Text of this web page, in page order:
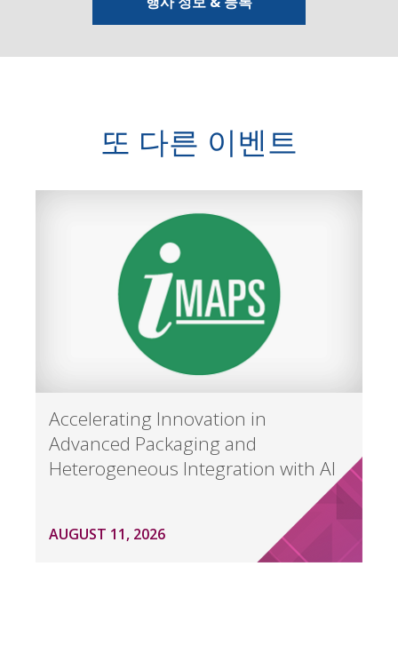
또 다른 이벤트
Accelerating Innovation in
Advanced Packaging and
Heterogeneous Integration with AI
AUGUST 11, 2026